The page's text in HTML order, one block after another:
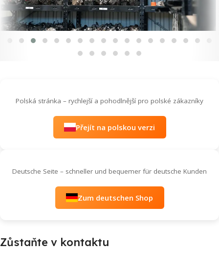
Polská stránka – rychlejší a pohodlnější pro polské zákazníky
Přejít na polskou verzi
Deutsche Seite – schneller und bequemer für deutsche Kunden
Zum deutschen Shop
Zůstaňte v kontaktu